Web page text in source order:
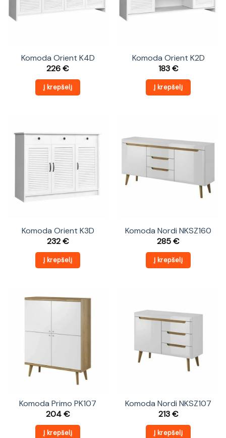
Komoda Orient K4D
226€
Į krepšelį
Komoda Orient K2D
183€
Į krepšelį
Komoda Orient K3D
232€
Į krepšelį
Komoda Nordi NKSZ160
285€
Į krepšelį
Komoda Primo PK107
204€
Į krepšelį
Komoda Nordi NKSZ107
213€
Į krepšelį